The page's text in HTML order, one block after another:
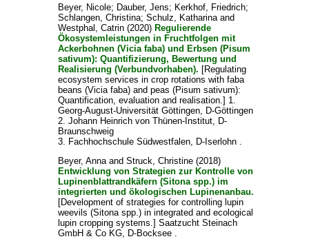
Beyer, Nicole; Dauber, Jens; Kerkhof, Friedrich;
Schlangen, Christina; Schulz, Katharinaand
Westphal, Catrin(2020) Regulierende
Ökosystemleistungen in Fruchtfolgen mit
Ackerbohnen (Vicia faba) und Erbsen (Pisum
sativum): Quantifizierung, Bewertung und
Realisierung (Verbundvorhaben). [Regulating
ecosystem services in crop rotations with faba
beans (Vicia faba) and peas (Pisum sativum):
Quantification, evaluation and realisation.] 1.
Georg-August-Universität Göttingen, D-Göttingen
2. Johann Heinrich von Thünen-Institut, D-
Braunschweig
3. Fachhochschule Südwestfalen, D-Iserlohn .
Beyer, Annaand Struck, Christine(2018)
Entwicklung von Strategien zur Kontrolle von
Lupinenblattrandkäfern (Sitona spp.) im
integrierten und ökologischen Lupinenanbau.
[Development of strategies for controlling lupin
weevils (Sitona spp.) in integrated and ecological
lupin cropping systems.] Saatzucht Steinach
GmbH & Co KG, D-Bocksee .